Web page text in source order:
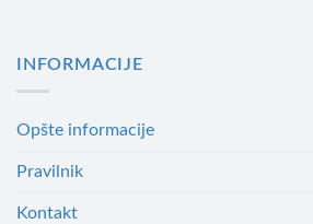
INFORMACIJE
Opšte informacije
Pravilnik
Kontakt